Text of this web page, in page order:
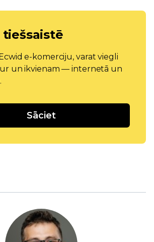
e-komerciju, varat viegli
un ikvienam — internetā un
Sāciet